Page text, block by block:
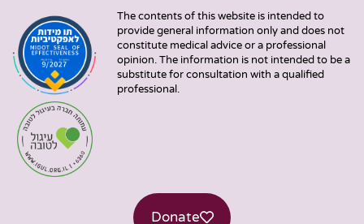
The contents of this website is intended to
provide general information only and does not
constitute medical advice or a professional
opinion. The information is not intended to be a
substitute for consultation with a qualified
professional.
Donate